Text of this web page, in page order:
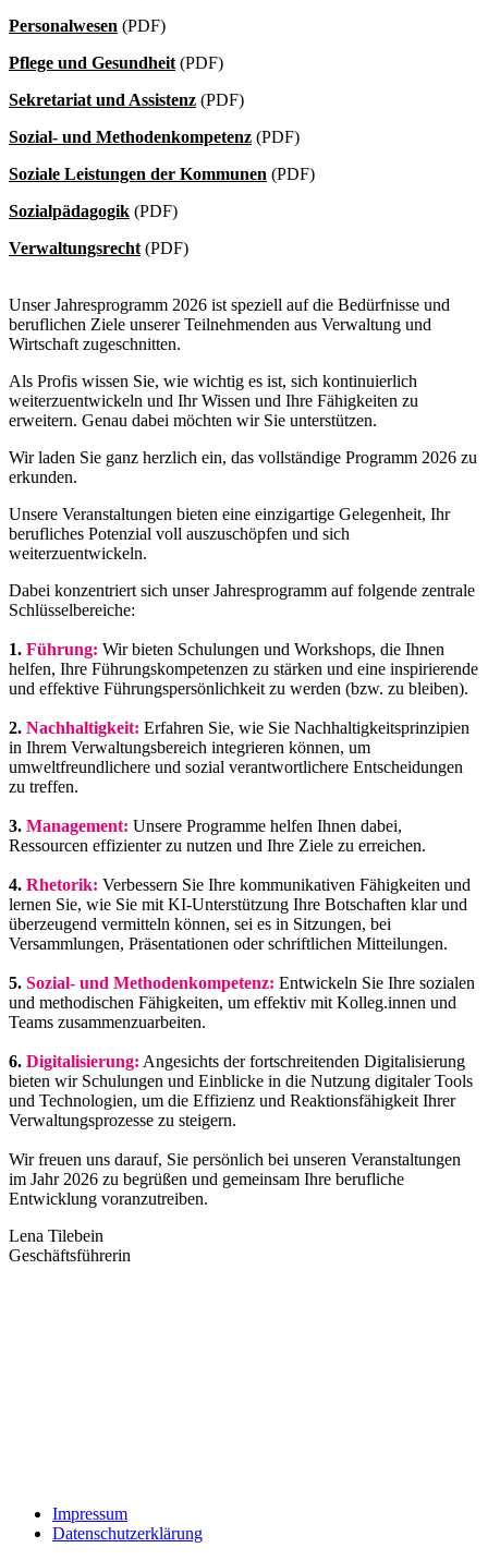
Personalwesen (PDF)
Pflege und Gesundheit (PDF)
Sekretariat und Assistenz (PDF)
Sozial- und Methodenkompetenz (PDF)
Soziale Leistungen der Kommunen (PDF)
Sozialpädagogik (PDF)
Verwaltungsrecht (PDF)
Unser Jahresprogramm 2026 ist speziell auf die Bedürfnisse und
beruflichen Ziele unserer Teilnehmenden aus Verwaltung und
Wirtschaft zugeschnitten.
Als Profis wissen Sie, wie wichtig es ist, sich kontinuierlich
weiterzuentwickeln und Ihr Wissen und Ihre Fähigkeiten zu
erweitern. Genau dabei möchten wir Sie unterstützen.
Wir laden Sie ganz herzlich ein, das vollständige Programm 2026 zu
erkunden.
Unsere Veranstaltungen bieten eine einzigartige Gelegenheit, Ihr
berufliches Potenzial voll auszuschöpfen und sich
weiterzuentwickeln.
Dabei konzentriert sich unser Jahresprogramm auf folgende zentrale
Schlüsselbereiche:
1. Führung: Wir bieten Schulungen und Workshops, die Ihnen
helfen, Ihre Führungskompetenzen zu stärken und eine inspirierende
und effektive Führungspersönlichkeit zu werden (bzw. zu bleiben).
2. Nachhaltigkeit: Erfahren Sie, wie Sie Nachhaltigkeitsprinzipien
in Ihrem Verwaltungsbereich integrieren können, um
umweltfreundlichere und sozial verantwortlichere Entscheidungen
zu treffen.
3. Management: Unsere Programme helfen Ihnen dabei,
Ressourcen effizienter zu nutzen und Ihre Ziele zu erreichen.
4. Rhetorik: Verbessern Sie Ihre kommunikativen Fähigkeiten und
lernen Sie, wie Sie mit KI-Unterstützung Ihre Botschaften klar und
überzeugend vermitteln können, sei es in Sitzungen, bei
Versammlungen, Präsentationen oder schriftlichen Mitteilungen.
5. Sozial- und Methodenkompetenz: Entwickeln Sie Ihre sozialen
und methodischen Fähigkeiten, um effektiv mit Kolleg.innen und
Teams zusammenzuarbeiten.
6. Digitalisierung: Angesichts der fortschreitenden Digitalisierung
bieten wir Schulungen und Einblicke in die Nutzung digitaler Tools
und Technologien, um die Effizienz und Reaktionsfähigkeit Ihrer
Verwaltungsprozesse zu steigern.
Wir freuen uns darauf, Sie persönlich bei unseren Veranstaltungen
im Jahr 2026 zu begrüßen und gemeinsam Ihre berufliche
Entwicklung voranzutreiben.
Lena Tilebein
Geschäftsführerin
Impressum
Datenschutzerklärung